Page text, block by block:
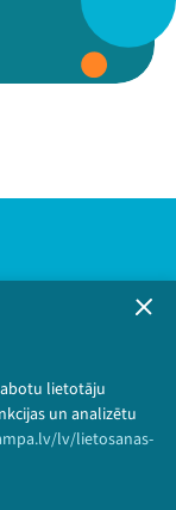
lietotāju
un analizētu
lv/lietosanas-
TikTok
tiesības